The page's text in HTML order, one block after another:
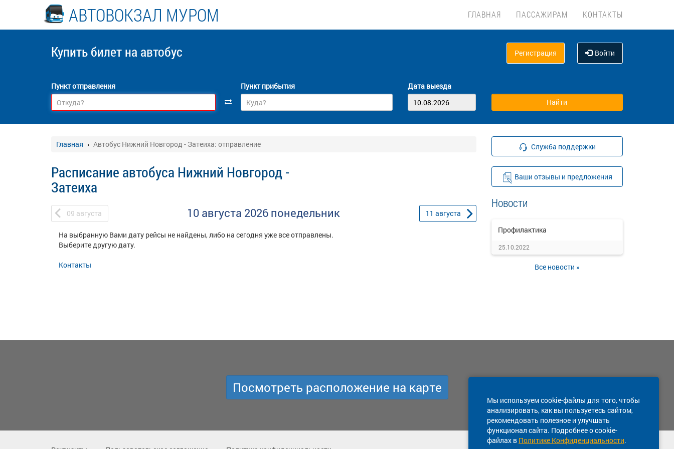
АВТОВОКЗАЛ МУРОМ ГЛАВНАЯ ПАССАЖИРАМ КОНТАКТЫ
Купить билет на автобус Регистрация Войти
Пункт отправления Пункт прибытия Дата выезда
Главная Автобус Нижний Новгород - Затеиха: отправление
Расписание автобуса Нижний Новгород -
Затеиха
09 августа 10 августа 2026 понедельник 11 августа
На выбранную Вами дату рейсы не найдены, либо на сегодня уже все отправлены.
Выберите другую дату.
Контакты
Служба поддержки
Ваши отзывы и предложения
Новости
Профилактика
25.10.2022
Все новости »
Мы используем cookie-файлы для того, чтобы
анализировать, как вы пользуетесь сайтом,
рекомендовать полезное и улучшать
функционал сайта. Подробнее о cookie-
файлах в Политике Конфиденциальности.
Посмотреть расположение на карте